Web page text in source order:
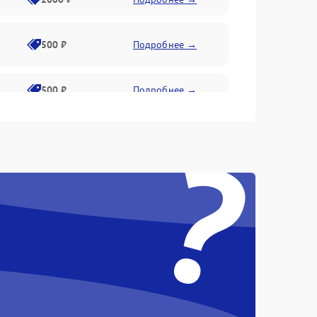
500 ₽ Подробнее →
500 ₽ Подробнее →
1000 ₽
Подробнее →
?